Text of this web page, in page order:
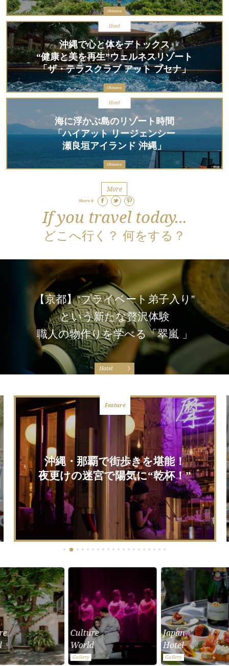
Okinawa
沖縄で心と体をデトックス
“健康と美を再生”ウェルネスリゾート
「ザ・テラスクラブ アット ブセナ」
Hotel
Okinawa
海に浮かぶ島のリゾート時間
「ハイアット リージェンシー
瀬良垣アイランド 沖縄」
Hotel
Okinawa
More
Share it
If you travel today...
どこへ行く？ 何をする？
【京都】“プライベート弟子入り”
という新たな贅沢体験
職人の物作りを学べる「翠嵐 」
Hotel
沖縄・那覇で街歩きを堪能！
夜更けの迷宮で陽気に“乾杯！”
Culture
World
Gallery
Japan
Hotel
Gallery